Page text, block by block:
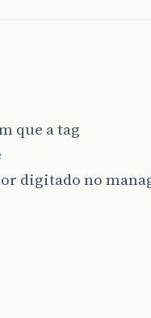
que a tag
digitado no